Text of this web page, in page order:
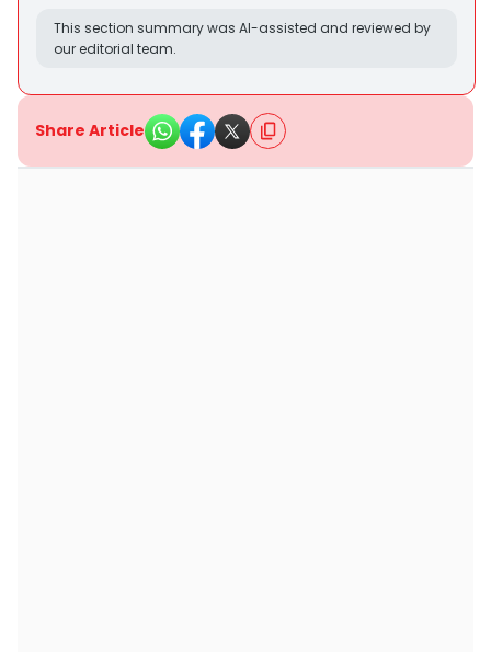
This section summary was AI-assisted and reviewed by
our editorial team.
Share Article